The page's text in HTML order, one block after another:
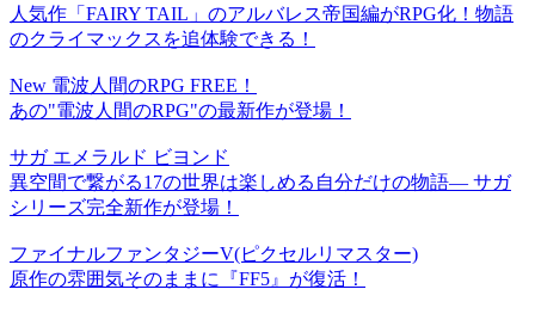
人気作「FAIRY TAIL」のアルバレス帝国編がRPG化！物語
のクライマックスを追体験できる！
New 電波人間のRPG FREE！
あの"電波人間のRPG"の最新作が登場！
サガ エメラルド ビヨンド
異空間で繋がる17の世界は楽しめる自分だけの物語― サガ
シリーズ完全新作が登場！
ファイナルファンタジーV(ピクセルリマスター)
原作の雰囲気そのままに『FF5』が復活！